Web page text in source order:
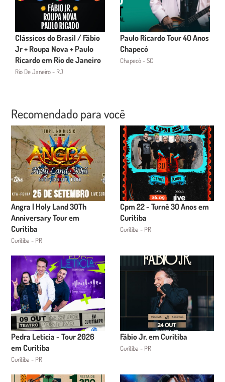
Clássicos do Brasil / Fábio
Jr + Roupa Nova + Paulo
Ricardo em Rio de Janeiro
Rio De Janeiro - RJ
Paulo Ricardo Tour 40 Anos
Chapecó
Chapecó - SC
Recomendado para você
Angra | Holy Land 30Th
Anniversary Tour em
Curitiba
Curitiba - PR
Cpm 22 - Turnê 30 Anos em
Curitiba
Curitiba - PR
Pedra Leticia - Tour 2026
em Curitiba
Curitiba - PR
Fábio Jr. em Curitiba
Curitiba - PR